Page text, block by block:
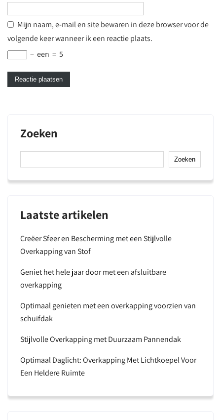
Mijn naam, e-mail en site bewaren in deze browser voor de
volgende keer wanneer ik een reactie plaats.
− een = 5
Zoeken
Zoeken
Laatste artikelen
Creëer Sfeer en Bescherming met een Stijlvolle
Overkapping van Stof
Geniet het hele jaar door met een afsluitbare
overkapping
Optimaal genieten met een overkapping voorzien van
schuifdak
Stijlvolle Overkapping met Duurzaam Pannendak
Optimaal Daglicht: Overkapping Met Lichtkoepel Voor
Een Heldere Ruimte